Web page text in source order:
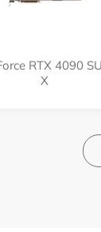
RTX 4090
X